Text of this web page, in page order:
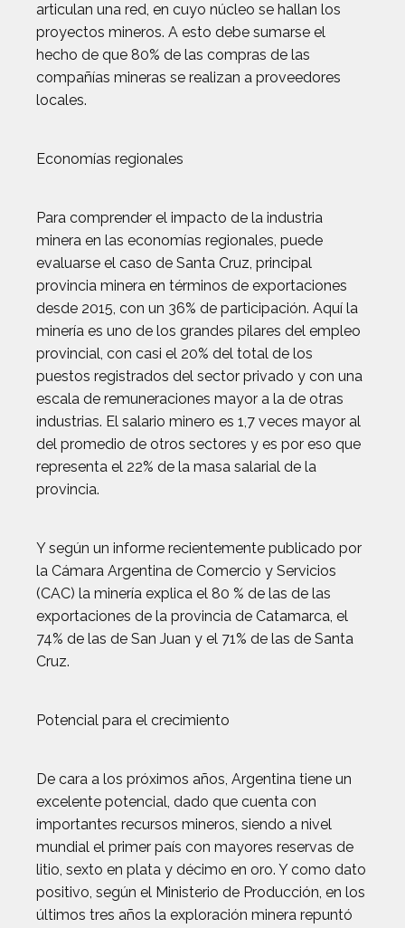
articulan una red, en cuyo núcleo se hallan los
proyectos mineros. A esto debe sumarse el
hecho de que 80% de las compras de las
compañías mineras se realizan a proveedores
locales.
Economías regionales
Para comprender el impacto de la industria
minera en las economías regionales, puede
evaluarse el caso de Santa Cruz, principal
provincia minera en términos de exportaciones
desde 2015, con un 36% de participación. Aquí la
minería es uno de los grandes pilares del empleo
provincial, con casi el 20% del total de los
puestos registrados del sector privado y con una
escala de remuneraciones mayor a la de otras
industrias. El salario minero es 1,7 veces mayor al
del promedio de otros sectores y es por eso que
representa el 22% de la masa salarial de la
provincia.
Y según un informe recientemente publicado por
la Cámara Argentina de Comercio y Servicios
(CAC) la minería explica el 80 % de las de las
exportaciones de la provincia de Catamarca, el
74% de las de San Juan y el 71% de las de Santa
Cruz.
Potencial para el crecimiento
De cara a los próximos años, Argentina tiene un
excelente potencial, dado que cuenta con
importantes recursos mineros, siendo a nivel
mundial el primer país con mayores reservas de
litio, sexto en plata y décimo en oro. Y como dato
positivo, según el Ministerio de Producción, en los
últimos tres años la exploración minera repuntó